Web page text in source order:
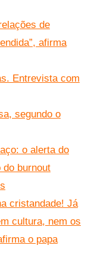
de
afirma
Entrevista com
segundo o
o alerta do
do burnout
cristandade! Já
cultura, nem os
o papa